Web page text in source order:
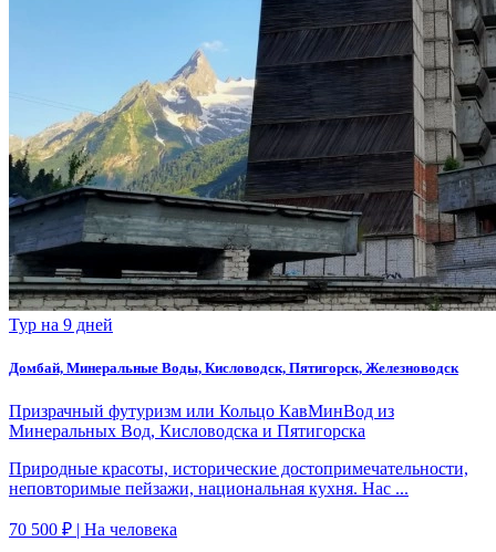
Тур на 9 дней
Домбай, Минеральные Воды, Кисловодск, Пятигорск, Железноводск
Призрачный футуризм или Кольцо КавМинВод из
Минеральных Вод, Кисловодска и Пятигорска
Природные красоты, исторические достопримечательности,
неповторимые пейзажи, национальная кухня. Нас ...
70 500 ₽ | На человека